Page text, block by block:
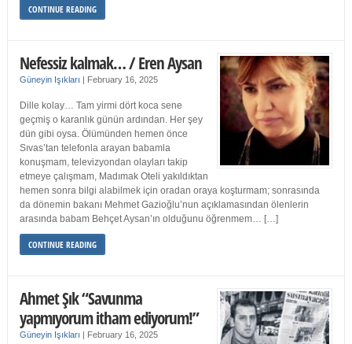
CONTINUE READING
Nefessiz kalmak… / Eren Aysan
Güneyin Işıkları | February 16, 2025
Dille kolay… Tam yirmi dört koca sene
geçmiş o karanlık günün ardından. Her şey
dün gibi oysa. Ölümünden hemen önce
Sıvas’tan telefonla arayan babamla
konuşmam, televizyondan olayları takip
etmeye çalışmam, Madımak Oteli yakıldıktan
hemen sonra bilgi alabilmek için oradan oraya koşturmam; sonrasında
da dönemin bakanı Mehmet Gazioğlu’nun açıklamasından ölenlerin
arasında babam Behçet Aysan’ın olduğunu öğrenmem… […]
CONTINUE READING
Ahmet Şık “Savunma
yapmıyorum itham ediyorum!”
Güneyin Işıkları | February 16, 2025